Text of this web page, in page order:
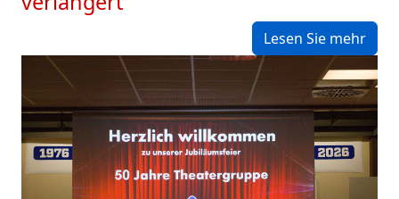
Lesen Sie mehr